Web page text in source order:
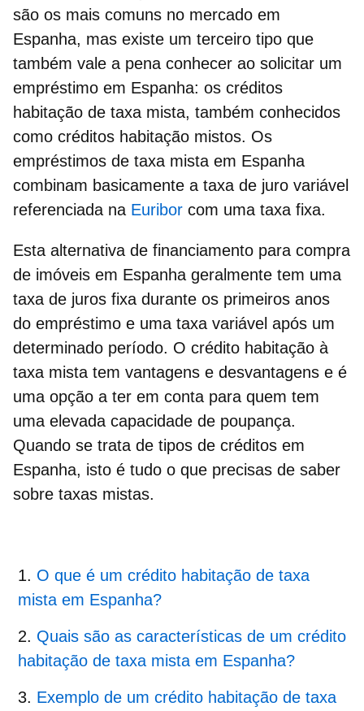
são os mais comuns no mercado em
Espanha, mas existe um terceiro tipo que
também vale a pena conhecer ao solicitar um
empréstimo em Espanha: os créditos
habitação de taxa mista, também conhecidos
como créditos habitação mistos. Os
empréstimos de taxa mista em Espanha
combinam basicamente a taxa de juro variável
referenciada na Euribor com uma taxa fixa.
Esta alternativa de financiamento para compra
de imóveis em Espanha geralmente tem uma
taxa de juros fixa durante os primeiros anos
do empréstimo e uma taxa variável após um
determinado período. O crédito habitação à
taxa mista tem vantagens e desvantagens e é
uma opção a ter em conta para quem tem
uma elevada capacidade de poupança.
Quando se trata de tipos de créditos em
Espanha, isto é tudo o que precisas de saber
sobre taxas mistas.
O que é um crédito habitação de taxa
mista em Espanha?
Quais são as características de um crédito
habitação de taxa mista em Espanha?
Exemplo de um crédito habitação de taxa